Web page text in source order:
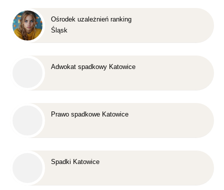
Ośrodek uzależnień ranking
Śląsk
Adwokat spadkowy Katowice
Prawo spadkowe Katowice
Spadki Katowice